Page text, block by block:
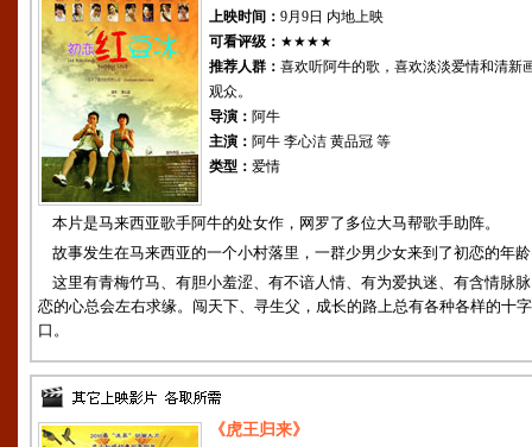
上映时间： 9月9日 内地上映
可看评级： ★★★★
推荐人群： 喜欢听阿牛的歌，喜欢淡淡爱情和清新
观众。
导演： 阿牛
主演： 阿牛 李心洁 黄品冠 等
类型： 爱情
本片是马来西亚歌手阿牛的处女作，网罗了多位大马帮歌手助阵。
故事发生在马来西亚的一个小村落里，一群少男少女来到了初恋的年
这里有青梅竹马、有胆小羞涩、有不谙人情、有为爱执迷、有含情脉
恋的心总会左右求缘。闯天下、寻生父，成长的路上总有各种各样的十
口。
《虎王归来》